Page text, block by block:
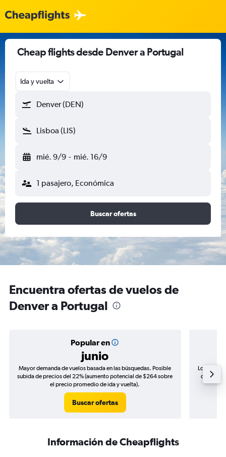
Cheap flights desde Denver a Portugal
Ida y vuelta
Denver (DEN)
Lisboa (LIS)
mié. 9/9 - mié. 16/9
1 pasajero, Económica
Buscar ofertas
Encuentra ofertas de vuelos de
Denver a Portugal
Popular en
junio
Mayor demanda de vuelos basada en las búsquedas. Posible
subida de precios del 22% (aumento potencial de $264 sobre
el precio promedio de ida y vuelta).
Buscar ofertas
Los
de
Información de Cheapflights